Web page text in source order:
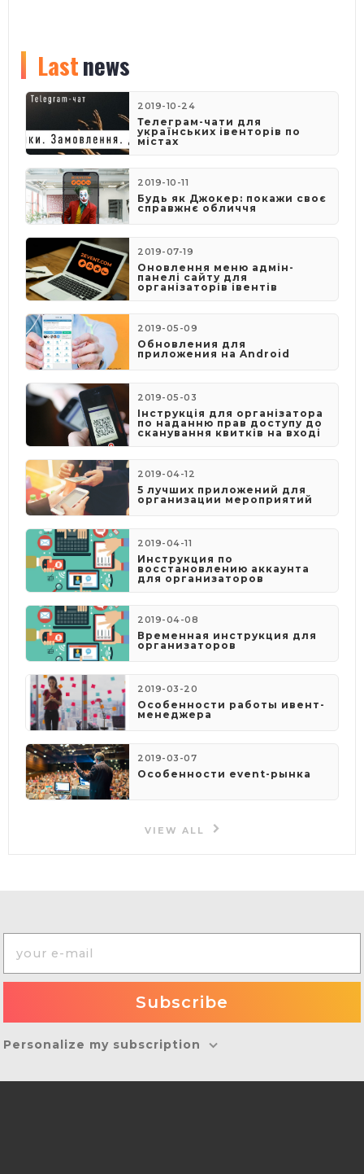
Lastnews
2019-10-24
Телеграм-чати для
українських івенторів по
містах
2019-10-11
Будь як Джокер: покажи своє
справжнє обличчя
2019-07-19
Оновлення меню адмін-
панелі сайту для
організаторів івентів
2019-05-09
​Обновления для
приложения на Android
2019-05-03
​Інструкція для організатора
по наданню прав доступу до
сканування квитків на вході
2019-04-12
5 лучших приложений для
организации мероприятий
2019-04-11
Инструкция по
восстановлению аккаунта
для организаторов
2019-04-08
​Временная инструкция для
организаторов
2019-03-20
Особенности работы ивент-
менеджера
2019-03-07
Особенности event-рынка
VIEW ALL
Personalize my subscription